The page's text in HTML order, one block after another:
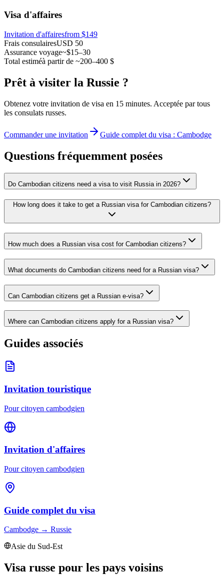
Visa d'affaires
Invitation d'affairesfrom $149
Frais consulairesUSD 50
Assurance voyage~$15–30
Total estiméà partir de ~200–400 $
Prêt à visiter la Russie ?
Obtenez votre invitation de visa en 15 minutes. Acceptée par tous
les consulats russes.
Commander une invitation Guide complet du visa : Cambodge
Questions fréquemment posées
Do Cambodian citizens need a visa to visit Russia in 2026?
How long does it take to get a Russian visa for Cambodian citizens?
How much does a Russian visa cost for Cambodian citizens?
What documents do Cambodian citizens need for a Russian visa?
Can Cambodian citizens get a Russian e-visa?
Where can Cambodian citizens apply for a Russian visa?
Guides associés
Invitation touristique
Pour citoyen cambodgien
Invitation d'affaires
Pour citoyen cambodgien
Guide complet du visa
Cambodge → Russie
Asie du Sud-Est
Visa russe pour les pays voisins